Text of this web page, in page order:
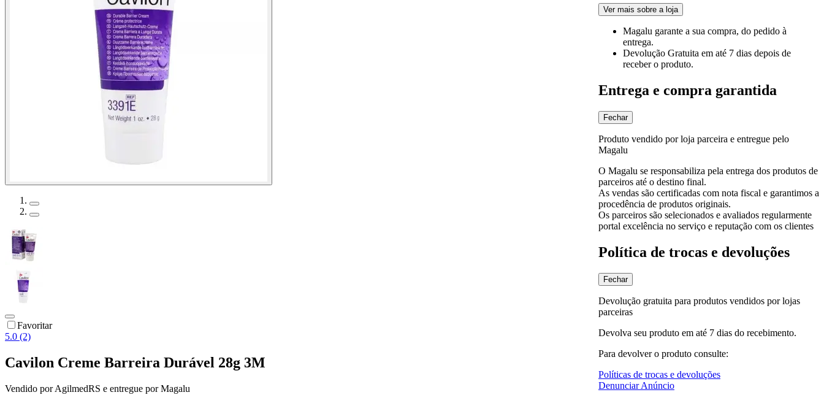
Favoritar
5.0 (2)
Cavilon Creme Barreira Durável 28g 3M
Vendido porAgilmedRS e entregue por Magalu
Ver mais sobre a loja
Magalu garante a sua compra, do pedido à
entrega.
Devolução Gratuita em até 7 dias depois de
receber o produto.
Entrega e compra garantida
Fechar
Produto vendido por loja parceira e entregue pelo
Magalu
O Magalu se responsabiliza pela entrega dos produtos de
parceiros até o destino final.
As vendas são certificadas com nota fiscal e garantimos a
procedência de produtos originais.
Os parceiros são selecionados e avaliados regularmente
portal excelência no serviço e reputação com os clientes
Política de trocas e devoluções
Fechar
Devolução gratuita para produtos vendidos por lojas
parceiras
Devolva seu produto em até 7 dias do recebimento.
Para devolver o produto consulte:
Políticas de trocas e devoluções
Denunciar Anúncio